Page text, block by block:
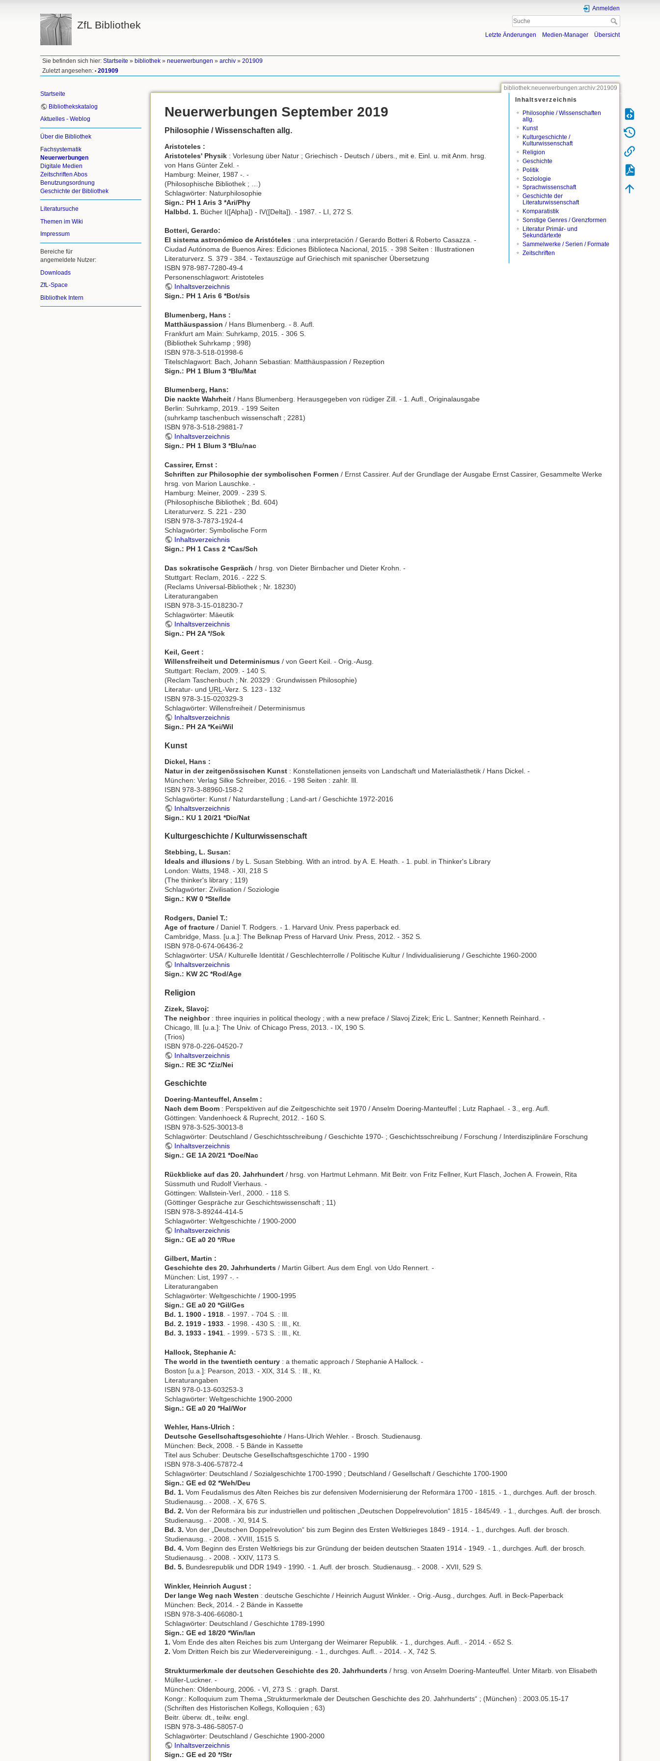
ZfL Bibliothek
Anmelden
Letzte Änderungen Medien-Manager Übersicht
Sie befinden sich hier:Startseite » bibliothek »neuerwerbungen »archiv »201909
Zuletzt angesehen: • 201909
Startseite
Bibliothekskatalog
Aktuelles - Weblog
Über die Bibliothek
Fachsystematik
Neuerwerbungen
Digitale Medien
Zeitschriften Abos
Benutzungsordnung
Geschichte der Bibliothek
Literatursuche
Themen im Wiki
Impressum
Bereiche für
angemeldete Nutzer:
Downloads
ZfL-Space
Bibliothek Intern
bibliothek:neuerwerbungen:archiv:201909
Inhaltsverzeichnis
Philosophie / Wissenschaften
allg.
Kunst
Kulturgeschichte /
Kulturwissenschaft
Religion
Geschichte
Politik
Soziologie
Sprachwissenschaft
Geschichte der
Literaturwissenschaft
Komparatistik
Sonstige Genres / Grenzformen
Literatur Primär- und
Sekundärtexte
Sammelwerke / Serien / Formate
Zeitschriften
Neuerwerbungen September 2019
Philosophie / Wissenschaften allg.
Aristoteles :
Aristoteles' Physik : Vorlesung über Natur ; Griechisch - Deutsch / übers., mit e. Einl. u. mit Anm. hrsg.
von Hans Günter Zekl. -
Hamburg: Meiner, 1987 -. -
(Philosophische Bibliothek ; …)
Schlagwörter: Naturphilosophie
Sign.: PH 1 Aris 3 *Ari/Phy
Halbbd. 1. Bücher I([Alpha]) - IV([Delta]). - 1987. - LI, 272 S.
Botteri, Gerardo:
El sistema astronómico de Aristóteles : una interpretación / Gerardo Botteri & Roberto Casazza. -
Ciudad Autónoma de Buenos Aires: Ediciones Biblioteca Nacional, 2015. - 398 Seiten : Illustrationen
Literaturverz. S. 379 - 384. - Textauszüge auf Griechisch mit spanischer Übersetzung
ISBN 978-987-7280-49-4
Personenschlagwort: Aristoteles
Inhaltsverzeichnis
Sign.: PH 1 Aris 6 *Bot/sis
Blumenberg, Hans :
Matthäuspassion / Hans Blumenberg. - 8. Aufl.
Frankfurt am Main: Suhrkamp, 2015. - 306 S.
(Bibliothek Suhrkamp ; 998)
ISBN 978-3-518-01998-6
Titelschlagwort: Bach, Johann Sebastian: Matthäuspassion / Rezeption
Sign.: PH 1 Blum 3 *Blu/Mat
Blumenberg, Hans:
Die nackte Wahrheit / Hans Blumenberg. Herausgegeben von rüdiger Zill. - 1. Aufl., Originalausgabe
Berlin: Suhrkamp, 2019. - 199 Seiten
(suhrkamp taschenbuch wissenschaft ; 2281)
ISBN 978-3-518-29881-7
Inhaltsverzeichnis
Sign.: PH 1 Blum 3 *Blu/nac
Cassirer, Ernst :
Schriften zur Philosophie der symbolischen Formen / Ernst Cassirer. Auf der Grundlage der Ausgabe Ernst Cassirer, Gesammelte Werke
hrsg. von Marion Lauschke. -
Hamburg: Meiner, 2009. - 239 S.
(Philosophische Bibliothek ; Bd. 604)
Literaturverz. S. 221 - 230
ISBN 978-3-7873-1924-4
Schlagwörter: Symbolische Form
Inhaltsverzeichnis
Sign.: PH 1 Cass 2 *Cas/Sch
Das sokratische Gespräch / hrsg. von Dieter Birnbacher und Dieter Krohn. -
Stuttgart: Reclam, 2016. - 222 S.
(Reclams Universal-Bibliothek ; Nr. 18230)
Literaturangaben
ISBN 978-3-15-018230-7
Schlagwörter: Mäeutik
Inhaltsverzeichnis
Sign.: PH 2A */Sok
Keil, Geert :
Willensfreiheit und Determinismus / von Geert Keil. - Orig.-Ausg.
Stuttgart: Reclam, 2009. - 140 S.
(Reclam Taschenbuch ; Nr. 20329 : Grundwissen Philosophie)
Literatur- und URL -Verz. S. 123 - 132
ISBN 978-3-15-020329-3
Schlagwörter: Willensfreiheit / Determinismus
Inhaltsverzeichnis
Sign.: PH 2A *Kei/Wil
Kunst
Dickel, Hans :
Natur in der zeitgenössischen Kunst : Konstellationen jenseits von Landschaft und Materialästhetik / Hans Dickel. -
München: Verlag Silke Schreiber, 2016. - 198 Seiten : zahlr. Ill.
ISBN 978-3-88960-158-2
Schlagwörter: Kunst / Naturdarstellung ; Land-art / Geschichte 1972-2016
Inhaltsverzeichnis
Sign.: KU 1 20/21 *Dic/Nat
Kulturgeschichte / Kulturwissenschaft
Stebbing, L. Susan:
Ideals and illusions / by L. Susan Stebbing. With an introd. by A. E. Heath. - 1. publ. in Thinker's Library
London: Watts, 1948. - XII, 218 S
(The thinker's library ; 119)
Schlagwörter: Zivilisation / Soziologie
Sign.: KW 0 *Ste/Ide
Rodgers, Daniel T.:
Age of fracture / Daniel T. Rodgers. - 1. Harvard Univ. Press paperback ed.
Cambridge, Mass. [u.a.]: The Belknap Press of Harvard Univ. Press, 2012. - 352 S.
ISBN 978-0-674-06436-2
Schlagwörter: USA / Kulturelle Identität / Geschlechterrolle / Politische Kultur / Individualisierung / Geschichte 1960-2000
Inhaltsverzeichnis
Sign.: KW 2C *Rod/Age
Religion
Zizek, Slavoj:
The neighbor: three inquiries in political theology ; with a new preface / Slavoj Zizek; Eric L. Santner; Kenneth Reinhard. -
Chicago, Ill. [u.a.]: The Univ. of Chicago Press, 2013. - IX, 190 S.
(Trios)
ISBN 978-0-226-04520-7
Inhaltsverzeichnis
Sign.: RE 3C *Ziz/Nei
Geschichte
Doering-Manteuffel, Anselm :
Nach dem Boom : Perspektiven auf die Zeitgeschichte seit 1970 / Anselm Doering-Manteuffel ; Lutz Raphael. - 3., erg. Aufl.
Göttingen: Vandenhoeck & Ruprecht, 2012. - 160 S.
ISBN 978-3-525-30013-8
Schlagwörter: Deutschland / Geschichtsschreibung / Geschichte 1970- ; Geschichtsschreibung / Forschung / Interdisziplinäre Forschung
Inhaltsverzeichnis
Sign.: GE 1A 20/21 *Doe/Nac
Rückblicke auf das 20. Jahrhundert / hrsg. von Hartmut Lehmann. Mit Beitr. von Fritz Fellner, Kurt Flasch, Jochen A. Frowein, Rita
Süssmuth und Rudolf Vierhaus. -
Göttingen: Wallstein-Verl., 2000. - 118 S.
(Göttinger Gespräche zur Geschichtswissenschaft ; 11)
ISBN 978-3-89244-414-5
Schlagwörter: Weltgeschichte / 1900-2000
Inhaltsverzeichnis
Sign.: GE a0 20 */Rue
Gilbert, Martin :
Geschichte des 20. Jahrhunderts / Martin Gilbert. Aus dem Engl. von Udo Rennert. -
München: List, 1997 -. -
Literaturangaben
Schlagwörter: Weltgeschichte / 1900-1995
Sign.: GE a0 20 *Gil/Ges
Bd. 1. 1900 - 1918. - 1997. - 704 S. : Ill.
Bd. 2. 1919 - 1933. - 1998. - 430 S. : Ill., Kt.
Bd. 3. 1933 - 1941. - 1999. - 573 S. : Ill., Kt.
Hallock, Stephanie A:
The world in the twentieth century : a thematic approach / Stephanie A Hallock. -
Boston [u.a.]: Pearson, 2013. - XIX, 314 S. : Ill., Kt.
Literaturangaben
ISBN 978-0-13-603253-3
Schlagwörter: Weltgeschichte 1900-2000
Sign.: GE a0 20 *Hal/Wor
Wehler, Hans-Ulrich :
Deutsche Gesellschaftsgeschichte / Hans-Ulrich Wehler. - Brosch. Studienausg.
München: Beck, 2008. - 5 Bände in Kassette
Titel aus Schuber: Deutsche Gesellschaftsgeschichte 1700 - 1990
ISBN 978-3-406-57872-4
Schlagwörter: Deutschland / Sozialgeschichte 1700-1990 ; Deutschland / Gesellschaft / Geschichte 1700-1900
Sign.: GE ed 02 *Weh/Deu
Bd. 1. Vom Feudalismus des Alten Reiches bis zur defensiven Modernisierung der Reformära 1700 - 1815. - 1., durchges. Aufl. der brosch.
Studienausg.. - 2008. - X, 676 S.
Bd. 2. Von der Reformära bis zur industriellen und politischen „Deutschen Doppelrevolution“ 1815 - 1845/49. - 1., durchges. Aufl. der brosch.
Studienausg.. - 2008. - XI, 914 S.
Bd. 3. Von der „Deutschen Doppelrevolution“ bis zum Beginn des Ersten Weltkrieges 1849 - 1914. - 1., durchges. Aufl. der brosch.
Studienausg.. - 2008. - XVIII, 1515 S.
Bd. 4. Vom Beginn des Ersten Weltkriegs bis zur Gründung der beiden deutschen Staaten 1914 - 1949. - 1., durchges. Aufl. der brosch.
Studienausg.. - 2008. - XXIV, 1173 S.
Bd. 5. Bundesrepublik und DDR 1949 - 1990. - 1. Aufl. der brosch. Studienausg.. - 2008. - XVII, 529 S.
Winkler, Heinrich August :
Der lange Weg nach Westen : deutsche Geschichte / Heinrich August Winkler. - Orig.-Ausg., durchges. Aufl. in Beck-Paperback
München: Beck, 2014. - 2 Bände in Kassette
ISBN 978-3-406-66080-1
Schlagwörter: Deutschland / Geschichte 1789-1990
Sign.: GE ed 18/20 *Win/lan
1. Vom Ende des alten Reiches bis zum Untergang der Weimarer Republik. - 1., durchges. Aufl.. - 2014. - 652 S.
2. Vom Dritten Reich bis zur Wiedervereinigung. - 1., durchges. Aufl.. - 2014. - X, 742 S.
Strukturmerkmale der deutschen Geschichte des 20. Jahrhunderts / hrsg. von Anselm Doering-Manteuffel. Unter Mitarb. von Elisabeth
Müller-Luckner. -
München: Oldenbourg, 2006. - VI, 273 S. : graph. Darst.
Kongr.: Kolloquium zum Thema „Strukturmerkmale der Deutschen Geschichte des 20. Jahrhunderts“ ; (München) : 2003.05.15-17
(Schriften des Historischen Kollegs, Kolloquien ; 63)
Beitr. überw. dt., teilw. engl.
ISBN 978-3-486-58057-0
Schlagwörter: Deutschland / Geschichte 1900-2000
Inhaltsverzeichnis
Sign.: GE ed 20 */Str